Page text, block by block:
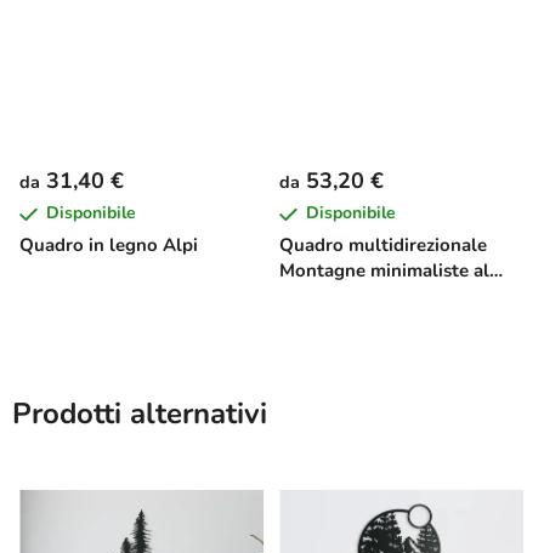
Quadro in legno Alpi
da 31,40 €
Disponibile
Quadro multidirezionale
Montagne minimaliste al
da 53,20 €
Disponibile
Prodotti alternativi